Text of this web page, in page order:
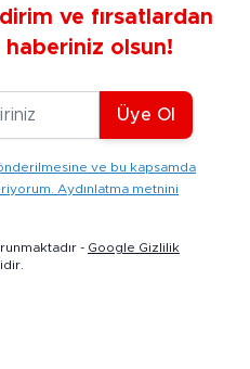
ve fırsatlardan
haberiniz olsun!
E-posta Adresiniz
Üye Ol
ve bu kapsamda
Aydınlatma metnini
- Google Gizlilik